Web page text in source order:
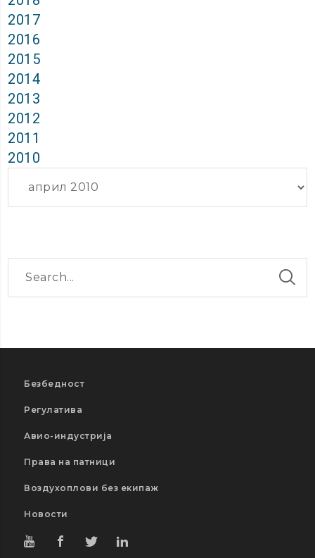
2017
2016
2015
2014
2013
2012
2011
2010
Безбедност
Регулатива
Авио-индустрија
Права на патници
Воздухоплови без екипаж
Новости